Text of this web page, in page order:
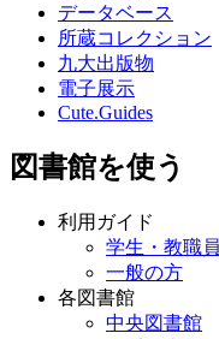
データベース
所蔵コレクション
九大出版物
電子展示
Cute.Guides
図書館を使う
利用ガイド
学生・教職
一般の方
各図書館
中央図書館